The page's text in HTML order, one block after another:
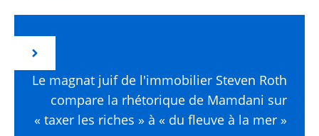
Le magnat juif de l'immobilier Steven Roth
compare la rhétorique de Mamdani sur
« taxer les riches » à « du fleuve à la mer »